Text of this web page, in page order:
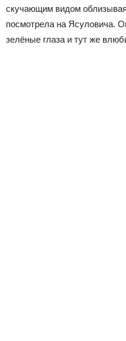
скучающим видом
посмотрела на Ясуловича.
зелёные глаза и тут же